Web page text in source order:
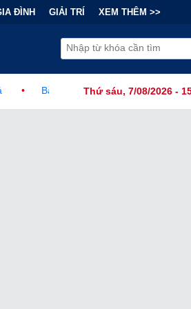
ĐÌNH GIẢI TRÍ XEM THÊM >>
Thứ sáu, 7/08/2026 -
Đằng Sau "Cơn Sốt" Trà Sữa Nhượng